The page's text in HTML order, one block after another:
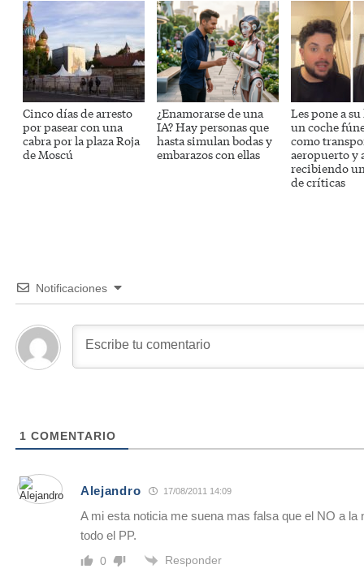
Cinco días de arresto
por pasear con una
cabra por la plaza Roja
de Moscú
¿Enamorarse de una
IA? Hay personas que
hasta simulan bodas y
embarazos con ellas
Les pone a
un coche
como
aeropuerto y
recibiendo
de críticas
Notificaciones
1 COMENTARIO
Alejandro 17/08/2011 14:09
A mi esta noticia me suena mas falsa que el NO a la
todo el PP.
0 Responder